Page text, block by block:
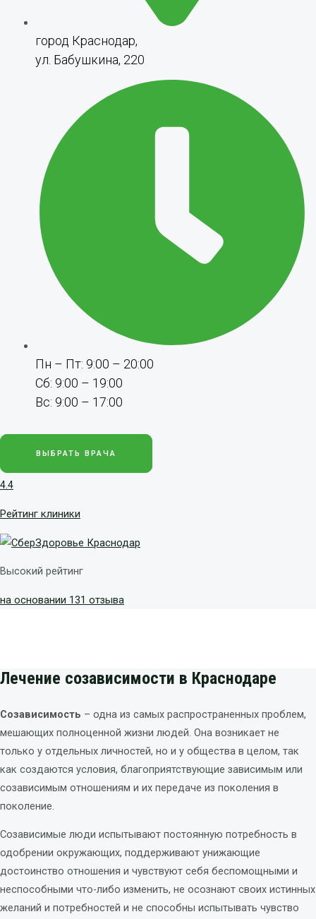
город Краснодар,
ул. Бабушкина, 220
Пн – Пт: 9:00 – 20:00
Сб: 9:00 – 19:00
Вс: 9:00 – 17:00
ВЫБРАТЬ ВРАЧА
4.4
Рейтинг клиники
Высокий рейтинг
на основании 131 отзыва
Лечение созависимости в Краснодаре
Созависимость – одна из самых распространенных проблем,
мешающих полноценной жизни людей. Она возникает не
только у отдельных личностей, но и у общества в целом, так
как создаются условия, благоприятствующие зависимым или
созависимым отношениям и их передаче из поколения в
поколение.
Созависимые люди испытывают постоянную потребность в
одобрении окружающих, поддерживают унижающие
достоинство отношения и чувствуют себя беспомощными и
неспособными что-либо изменить, не осознают своих истинных
желаний и потребностей и не способны испытывать чувство